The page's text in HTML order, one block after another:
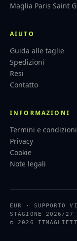
Maglia Paris Saint
AIUTO
Guida alle taglie
Spedizioni
Resi
Contatto
INFORMAZIONI
Termini e condizioni
Privacy
Cookie
Note legali
EUR · SUPPORTO
STAGIONE 2026/27
© 2026